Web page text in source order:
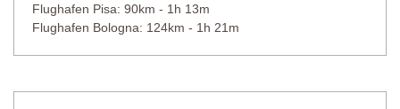
Flughafen Pisa: 90km - 1h 13m
Flughafen Bologna: 124km - 1h 21m